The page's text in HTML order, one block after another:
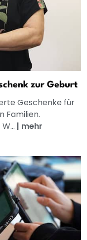
zur Geburt
Geschenke für
Familien.
| mehr